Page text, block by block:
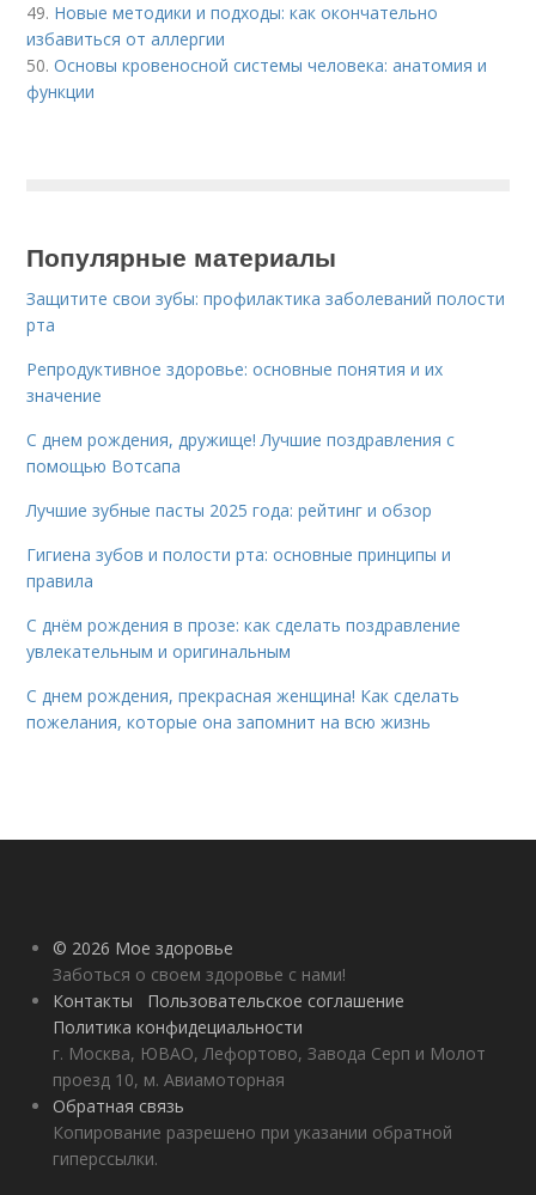
49. Новые методики и подходы: как окончательно
избавиться от аллергии
50.Основы кровеносной системы человека: анатомия и
функции
Популярные материалы
Защитите свои зубы: профилактика заболеваний полости
рта
Репродуктивное здоровье: основные понятия и их
значение
С днем рождения, дружище! Лучшие поздравления с
помощью Вотсапа
Лучшие зубные пасты 2025 года: рейтинг и обзор
Гигиена зубов и полости рта: основные принципы и
правила
С днём рождения в прозе: как сделать поздравление
увлекательным и оригинальным
С днем рождения, прекрасная женщина! Как сделать
пожелания, которые она запомнит на всю жизнь
© 2026 Мое здоровье
Заботься о своем здоровье с нами!
Контакты
Пользовательское соглашение
Политика конфидециальности
г. Москва, ЮВАО, Лефортово, Завода Серп и Молот
проезд 10, м. Авиамоторная
Обратная связь
Копирование разрешено при указании обратной
гиперссылки.